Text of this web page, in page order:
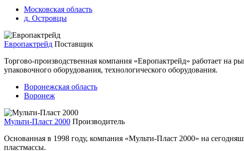
Московская область
д. Островцы
Европактрейд Поставщик
Торгово-производственная компания «Европактрейд» работает на
упаковочного оборудования, технологического оборудования.
Воронежская область
Воронеж
Мульти-Пласт 2000 Производитель
Основанная в 1998 году, компания «Мульти-Пласт 2000» на
пластмассы.